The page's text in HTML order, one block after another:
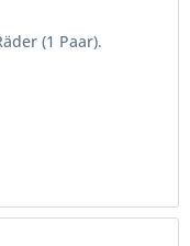
(1 Paar).